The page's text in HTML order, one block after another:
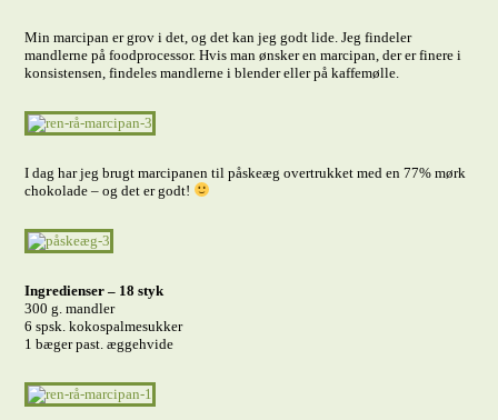
Min marcipan er grov i det, og det kan jeg godt lide. Jeg findeler
mandlerne på foodprocessor. Hvis man ønsker en marcipan, der er finere i
konsistensen, findeles mandlerne i blender eller på kaffemølle.
I dag har jeg brugt marcipanen til påskeæg overtrukket med en 77% mørk
chokolade – og det er godt!
Ingredienser – 18 styk
300 g. mandler
6 spsk. kokospalmesukker
1 bæger past. æggehvide